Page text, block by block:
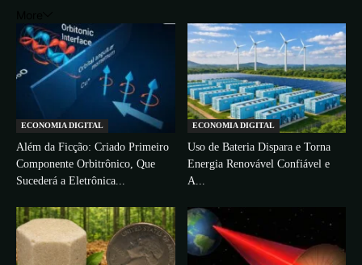
ECONOMIA DIGITAL
Além da Ficção: Criado Primeiro
Componente Orbitrônico, Que
Sucederá a Eletrônica...
ECONOMIA DIGITAL
Uso de Bateria Dispara e Torna
Energia Renovável Confiável e
A...